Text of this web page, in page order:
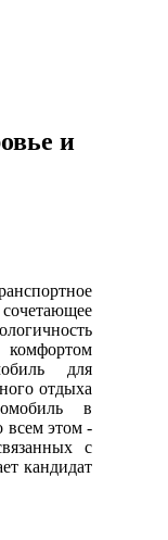
и
спортное
сочетающее
сть
для
отдыха
в
всем этом -
вязанныхс
кандидат